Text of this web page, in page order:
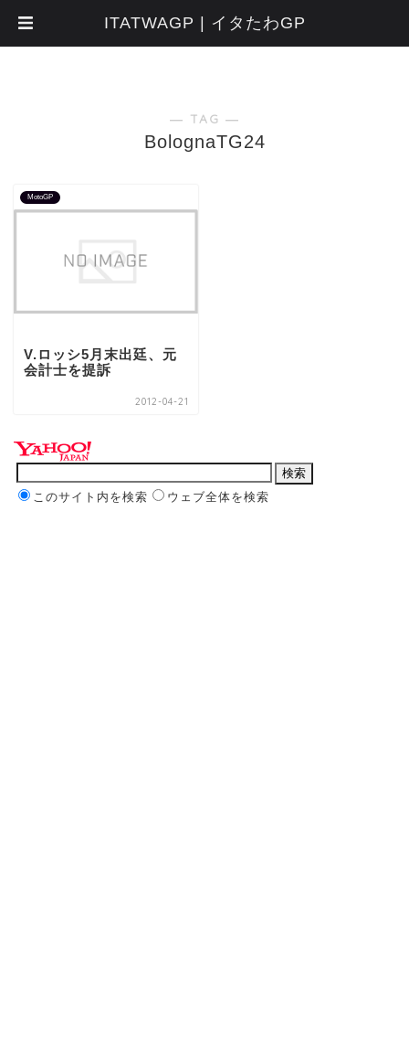
― TAG ―
BolognaTG24
MotoGP
V.ロッシ5月末出廷、元
会計士を提訴
2012-04-21
このサイト内を検索 ウェブ全体を検索
ITATWAGP | イタたわGP